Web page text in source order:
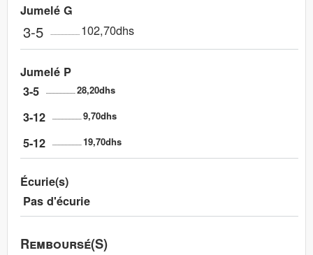
Jumelé G
3-5 102,70dhs
Jumelé P
3-5
28,20dhs
3-12 9,70dhs
5-12 19,70dhs
Écurie(s)
Pas d'écurie
Remboursé(s)